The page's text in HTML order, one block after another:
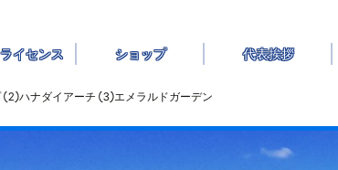
イセンス ショップ 代表挨拶
ハナダイアーチ ③エメラルドガーデン